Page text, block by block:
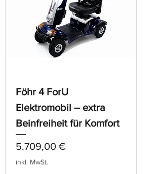
Föhr 4 ForU
Elektromobil – extra
Beinfreiheit für Komfort
Preis
5.709,00 €
inkl. MwSt.